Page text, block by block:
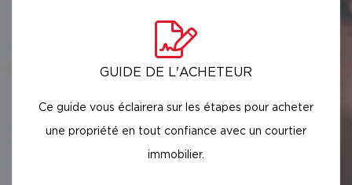
GUIDE DE L'ACHETEUR
Ce guide vous éclairera sur les étapes pour acheter
une propriété en tout confiance avec un courtier
immobilier.